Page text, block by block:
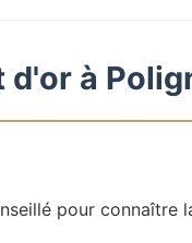
à
pour connaître